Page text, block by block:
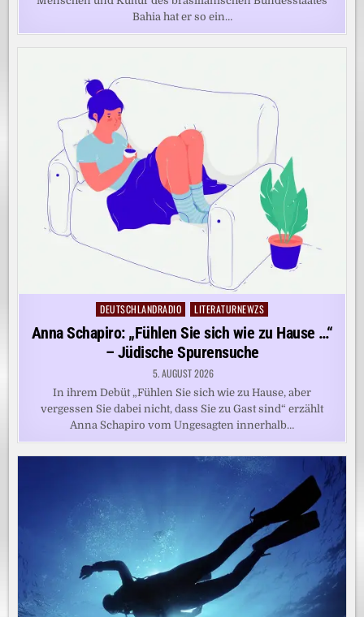
Bahia hat er so ein…
Posted
DEUTSCHLANDRADIO LITERATURNEWZS
Anna Schapiro: „Fühlen Sie sich wie zu Hause …“
– Jüdische Spurensuche
5. AUGUST 2026
In ihrem Debüt „Fühlen Sie sich wie zu Hause, aber
vergessen Sie dabei nicht, dass Sie zu Gast sind“ erzählt
Anna Schapiro vom Ungesagten innerhalb…